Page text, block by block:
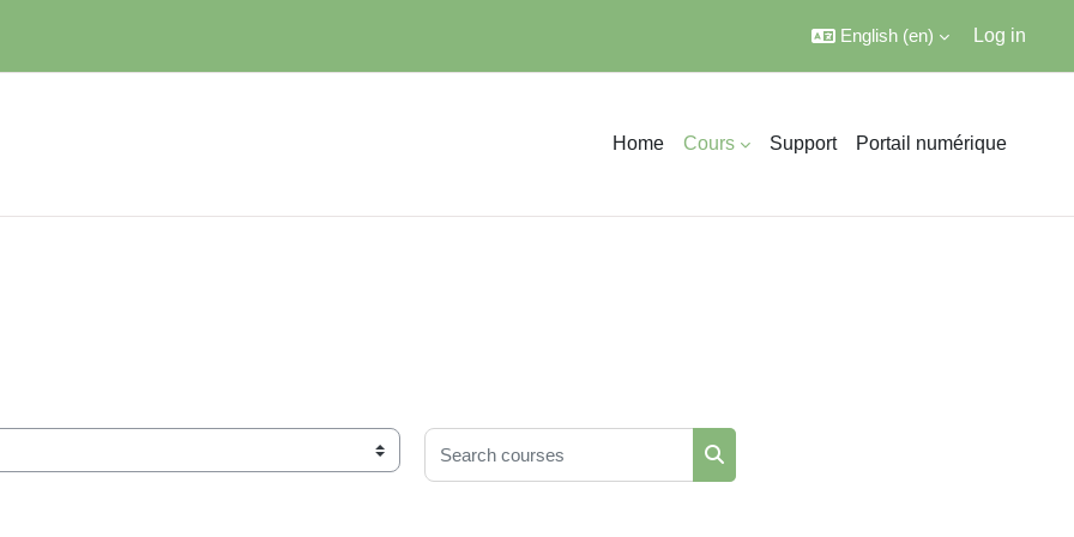
English ‎(en)‎ Log in
Home Cours Support Portail numérique
Search courses